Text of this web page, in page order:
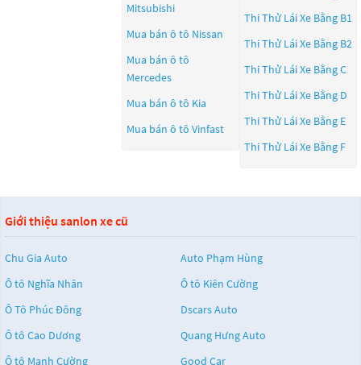
Mitsubishi
Mua bán ô tô Nissan
Mua bán ô tô
Mercedes
Mua bán ô tô Kia
Mua bán ô tô Vinfast
Thi Thử Lái Xe Bằng B1
Thi Thử Lái Xe Bằng B2
Thi Thử Lái Xe Bằng C
Thi Thử Lái Xe Bằng D
Thi Thử Lái Xe Bằng E
Thi Thử Lái Xe Bằng F
Giới thiệu sanlon xe cũ
Chu Gia Auto
Auto Phạm Hùng
Ô tô Nghĩa Nhân
Ô tô Kiên Cường
Ô Tô Phúc Đông
Dscars Auto
Ô tô Cao Dương
Quang Hưng Auto
Ô tô Mạnh Cường
Good Car